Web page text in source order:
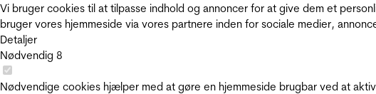
Vi bruger cookies til at tilpasse indhold og annoncer for at give dem et
bruger vores hjemmeside via vores partnere inden for sociale medier,
Detaljer
Nødvendig 8
Nødvendige cookies hjælper med at gøre en hjemmeside brugbar ved at